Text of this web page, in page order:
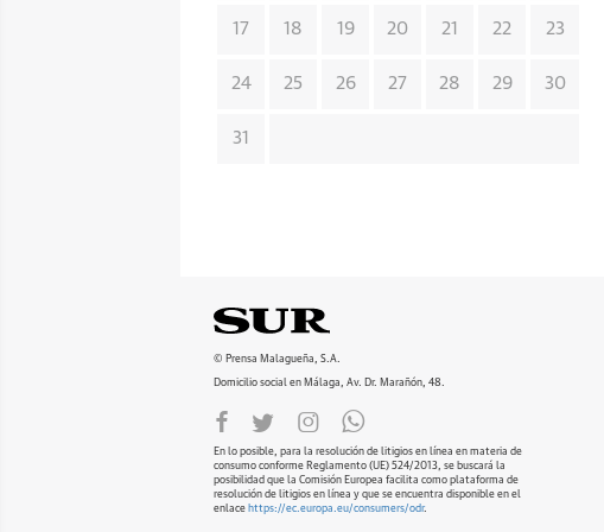
17 18 19 20 21 22 23
24 25 26 27 28 29 30
31
© Prensa Malagueña, S.A.
Domicilio social en Málaga, Av. Dr. Marañón, 48.
En lo posible, para la resolución de litigios en línea en materia de
consumo conforme Reglamento (UE) 524/2013, se buscará la
posibilidad que la Comisión Europea facilita como plataforma de
resolución de litigios en línea y que se encuentra disponible en el
enlace https://ec.europa.eu/consumers/odr.